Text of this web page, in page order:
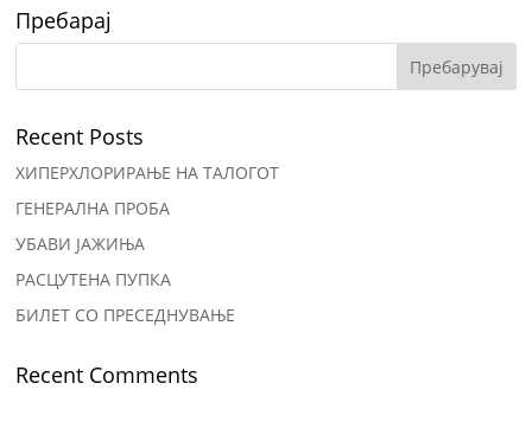
Пребарај
Recent Posts
ХИПЕРХЛОРИРАЊЕ НА ТАЛОГОТ
ГЕНЕРАЛНА ПРОБА
УБАВИ ЈАЖИЊА
РАСЦУТЕНА ПУПКА
БИЛЕТ СО ПРЕСЕДНУВАЊЕ
Recent Comments